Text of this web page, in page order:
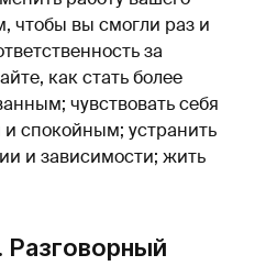
чтобы вы смогли раз и
за
как стать более
чувствовать себя
спокойным; устранить
и зависимости; жить